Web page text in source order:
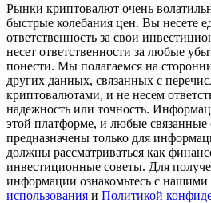
USDT New User Exclusive 10%
USDT Flexible Staking | Daily
BTC New User Exclusive: 6.5%
BTC Flexible Staking | Daily
Рынки криптовалют очень
быстрые колебания цен. Вы несете
ответственность за свои
несет ответственности за любые
понести. Мы полагаемся на
других данных, связанных с
криптовалютами, и не несем
надежность или точность.
этой платформе, и любые связанные
предназначены только для
должны рассматриваться как
инвестиционные советы. Для
информации ознакомьтесь с нашими
использования и Политикой